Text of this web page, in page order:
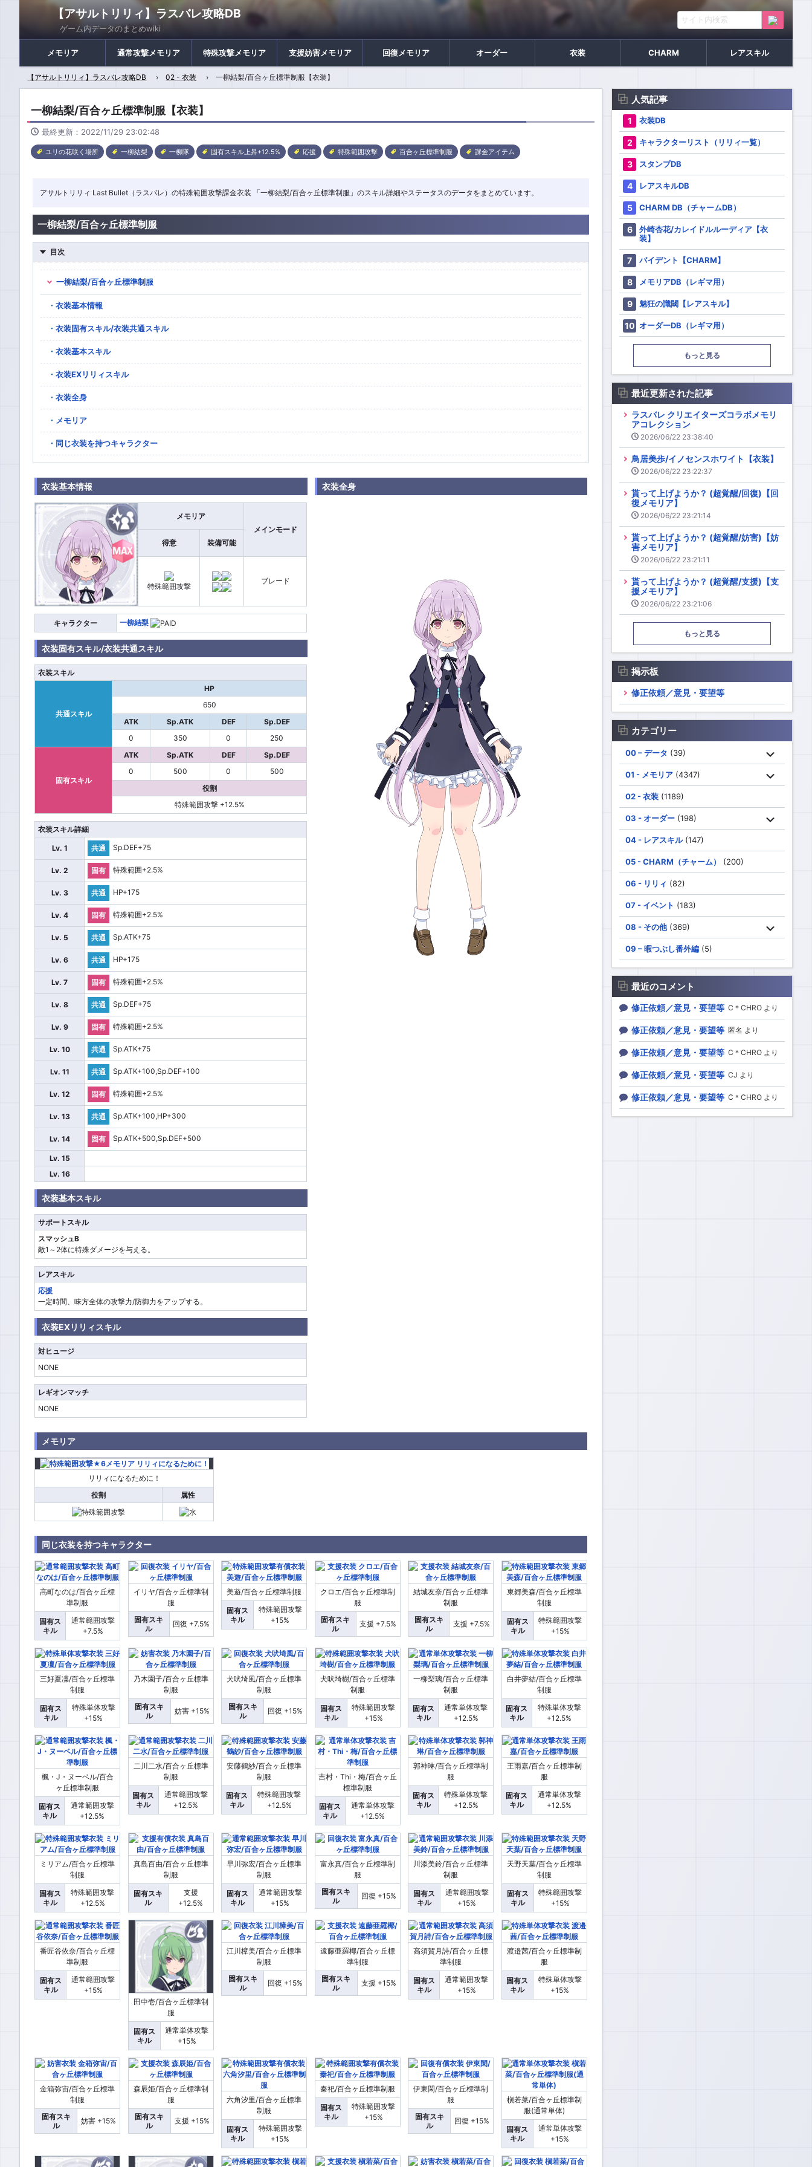
【アサルトリリィ】ラスバレ攻略DB
ゲーム内データのまとめwiki
メモリア 通常攻撃メモリア 特殊攻撃メモリア 支援妨害メモリア 回復メモリア オーダー 衣装 CHARM レアスキル
【アサルトリリィ】ラスバレ攻略DB 02 - 衣装 一柳結梨/百合ヶ丘標準制服【衣装】
一柳結梨/百合ヶ丘標準制服【衣装】
最終更新：2022/11/29 23:02:48
ユリの花咲く場所 一柳結梨 一柳隊 固有スキル上昇+12.5% 応援 特殊範囲攻撃 百合ヶ丘標準制服 課金アイテム
アサルトリリィ Last Bullet（ラスバレ）の特殊範囲攻撃課金衣装 「一柳結梨/百合ヶ丘標準制服」のスキル詳細やステータスのデータをまとめています。
一柳結梨/百合ヶ丘標準制服
目次
一柳結梨/百合ヶ丘標準制服
衣装基本情報
衣装固有スキル/衣装共通スキル
衣装基本スキル
衣装EXリリィスキル
衣装全身
メモリア
同じ衣装を持つキャラクター
衣装基本情報
メモリア
メインモード
得意
装備可能
特殊範囲攻撃
ブレード
キャラクター 一柳結梨
衣装固有スキル/衣装共通スキル
衣装スキル
共通スキル
HP
650
ATK
Sp.ATK DEF
Sp.DEF
0
350 0 250
固有スキル
ATK Sp.ATK DEF
Sp.DEF
0
500 0
500
役割
特殊範囲攻撃 +12.5%
衣装スキル詳細
Lv. 1 共通 Sp.DEF+75
Lv. 2 固有 特殊範囲+2.5%
Lv. 3 共通 HP+175
Lv. 4 固有 特殊範囲+2.5%
Lv. 5 共通 Sp.ATK+75
Lv. 6 共通 HP+175
Lv. 7 固有 特殊範囲+2.5%
Lv. 8 共通 Sp.DEF+75
Lv. 9 固有 特殊範囲+2.5%
Lv. 10 共通 Sp.ATK+75
Lv. 11 共通 Sp.ATK+100,Sp.DEF+100
Lv. 12 固有 特殊範囲+2.5%
Lv. 13 共通 Sp.ATK+100,HP+300
Lv. 14 固有 Sp.ATK+500,Sp.DEF+500
Lv. 15
Lv. 16
衣装基本スキル
サポートスキル
スマッシュB
敵1～2体に特殊ダメージを与える。
レアスキル
応援
一定時間、味方全体の攻撃力/防御力をアップする。
衣装EXリリィスキル
対ヒュージ
NONE
レギオンマッチ
NONE
衣装全身
メモリア
リリィになるために！
役割
属性
同じ衣装を持つキャラクター
高町なのは/百合ヶ丘標
準制服
固有ス
キル
通常範囲攻撃
+7.5%
イリヤ/百合ヶ丘標準制
服
固有スキ
ル
回復 +7.5%
美遊/百合ヶ丘標準制服
固有ス
キル
特殊範囲攻撃
+15%
クロエ/百合ヶ丘標準制
服
固有スキ
ル
支援 +7.5%
結城友奈/百合ヶ丘標準
制服
固有スキ
ル
支援 +7.5%
東郷美森/百合ヶ丘標準
制服
固有ス
キル
特殊範囲攻撃
+15%
三好夏凜/百合ヶ丘標準
制服
固有ス
キル
特殊単体攻撃
+15%
乃木園子/百合ヶ丘標準
制服
固有スキ
ル
妨害 +15%
犬吠埼風/百合ヶ丘標準
制服
固有スキ
ル
回復 +15%
犬吠埼樹/百合ヶ丘標準
制服
固有ス
キル
特殊範囲攻撃
+15%
一柳梨璃/百合ヶ丘標準
制服
固有ス
キル
通常単体攻撃
+12.5%
白井夢結/百合ヶ丘標準
制服
固有ス
キル
特殊単体攻撃
+12.5%
楓・J・ヌーベル/百合
ヶ丘標準制服
固有ス
キル
通常範囲攻撃
+12.5%
二川二水/百合ヶ丘標準
制服
固有ス
キル
通常範囲攻撃
+12.5%
安藤鶴紗/百合ヶ丘標準
制服
固有ス
キル
特殊範囲攻撃
+12.5%
吉村・Thi・梅/百合ヶ丘
標準制服
固有ス
キル
通常単体攻撃
+12.5%
郭神琳/百合ヶ丘標準制
服
固有ス
キル
特殊単体攻撃
+12.5%
王雨嘉/百合ヶ丘標準制
服
固有ス
キル
通常単体攻撃
+12.5%
ミリアム/百合ヶ丘標準
制服
固有ス
キル
特殊範囲攻撃
+12.5%
真島百由/百合ヶ丘標準
制服
固有スキ
ル
支援
+12.5%
早川弥宏/百合ヶ丘標準
制服
固有ス
キル
通常範囲攻撃
+15%
富永真/百合ヶ丘標準制
服
固有スキ
ル
回復 +15%
川添美鈴/百合ヶ丘標準
制服
固有ス
キル
通常範囲攻撃
+15%
天野天葉/百合ヶ丘標準
制服
固有ス
キル
特殊範囲攻撃
+15%
番匠谷依奈/百合ヶ丘標
準制服
固有ス
キル
通常範囲攻撃
+15%
田中壱/百合ヶ丘標準制
服
固有ス
キル
通常単体攻撃
+15%
江川樟美/百合ヶ丘標準
制服
固有スキ
ル
回復 +15%
遠藤亜羅椰/百合ヶ丘標
準制服
固有スキ
ル
支援 +15%
高須賀月詩/百合ヶ丘標
準制服
固有ス
キル
通常範囲攻撃
+15%
渡邉茜/百合ヶ丘標準制
服
固有ス
キル
特殊単体攻撃
+15%
金箱弥宙/百合ヶ丘標準
制服
固有スキ
ル
妨害 +15%
森辰姫/百合ヶ丘標準制
服
固有スキ
ル
支援 +15%
六角汐里/百合ヶ丘標準
制服
固有ス
キル
特殊範囲攻撃
+15%
秦祀/百合ヶ丘標準制服
固有ス
キル
特殊範囲攻撃
+15%
伊東閑/百合ヶ丘標準制
服
固有スキ
ル
回復 +15%
槇若菜/百合ヶ丘標準制
服(通常単体)
固有ス
キル
通常単体攻撃
+15%
人気記事
衣装DB
キャラクターリスト（リリィ一覧）
スタンプDB
レアスキルDB
CHARM DB（チャームDB）
外崎杏花/カレイドルルーディア【衣
装】
バイデント【CHARM】
メモリアDB（レギマ用）
魅狂の識閾【レアスキル】
オーダーDB（レギマ用）
もっと見る
最近更新された記事
ラスバレ クリエイターズコラボメモリ
アコレクション
2026/06/22 23:38:40
鳥居美歩/イノセンスホワイト【衣装】
2026/06/22 23:22:37
貰って上げようか？ (超覚醒/回復)【回
復メモリア】
2026/06/22 23:21:14
貰って上げようか？ (超覚醒/妨害)【妨
害メモリア】
2026/06/22 23:21:11
貰って上げようか？ (超覚醒/支援)【支
援メモリア】
2026/06/22 23:21:06
もっと見る
掲示板
修正依頼／意見・要望等
カテゴリー
00 – データ (39)
01 - メモリア (4347)
02 - 衣装 (1189)
03 - オーダー (198)
04 - レアスキル(147)
05 - CHARM（チャーム） (200)
06 - リリィ (82)
07 - イベント (183)
08 - その他(369)
09 – 暇つぶし番外編 (5)
最近のコメント
修正依頼／意見・要望等 C＊CHRO より
修正依頼／意見・要望等 匿名 より
修正依頼／意見・要望等 C＊CHRO より
修正依頼／意見・要望等 CJ より
修正依頼／意見・要望等 C＊CHRO より